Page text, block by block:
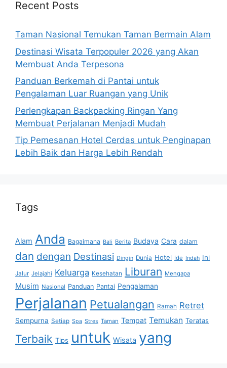
Recent Posts
Taman Nasional Temukan Taman Bermain Alam
Destinasi Wisata Terpopuler 2026 yang Akan
Membuat Anda Terpesona
Panduan Berkemah di Pantai untuk
Pengalaman Luar Ruangan yang Unik
Perlengkapan Backpacking Ringan Yang
Membuat Perjalanan Menjadi Mudah
Tip Pemesanan Hotel Cerdas untuk Penginapan
Lebih Baik dan Harga Lebih Rendah
Tags
Alam Anda Bagaimana Bali Berita Budaya Cara dalam
dan dengan Destinasi Dingin Dunia Hotel Ide Indah Ini
Jalur Jelajahi Keluarga Kesehatan Liburan Mengapa
Musim Nasional Panduan Pantai Pengalaman
Perjalanan Petualangan Ramah Retret
Sempurna Setiap Spa Stres Taman Tempat Temukan Teratas
Terbaik Tips untuk Wisata yang